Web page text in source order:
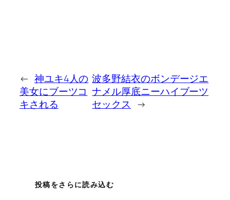
← 神ユキ4人の
美女にブーツコ
キされる
波多野結衣のボンデージエ
ナメル厚底ニーハイブーツ
セックス →
投稿をさらに読み込む